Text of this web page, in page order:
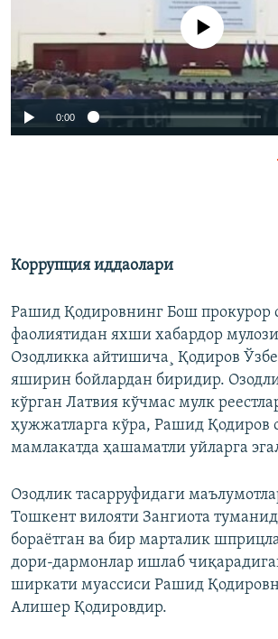
Айни дамда медиа-манба
0:00
Коррупция иддаолари
Рашид Қодировнинг Бош прокурор
фаолиятидан яхши хабардор
Озодликка айтишича¸ Қодиров
яширин бойлардан биридир.
кўрган Латвия кўчмас мулк
ҳужжатларга кўра, Рашид Қодиров
мамлакатда ҳашаматли уйларга
Озодлик тасарруфидаги
Тошкент вилояти Зангиота
бораëтган ва бир марталик
дори-дармонлар ишлаб
ширкати муассиси Рашид
Алишер Қодировдир.